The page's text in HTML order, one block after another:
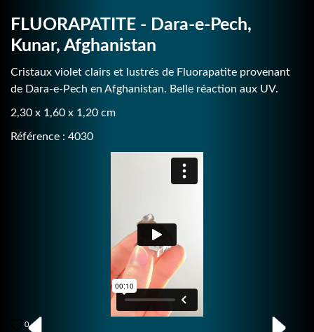
FLUORAPATITE - Dara-e-Pech,
Kunar, Afghanistan
Cristaux violet clairs et lustrés de Fluorapatite provenant
de Dara-e-Pech en Afghanistan. Belle réaction aux UV.
2,30 x 1,60 x 1,20 cm
Référence : 4030
0